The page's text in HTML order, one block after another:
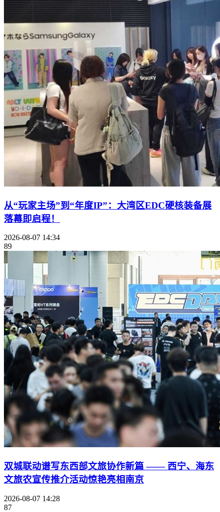
从“玩家主场”到“年度IP”：大湾区EDC硬核装备展
落幕即启程！
2026-08-07 14:34
89
双城联动谱写东西部文旅协作新篇 —— 西宁、海东
文旅农宣传推介活动惊艳亮相南京
2026-08-07 14:28
87